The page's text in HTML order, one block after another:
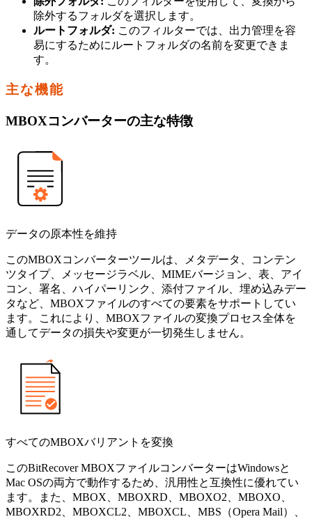
除外するフォルダを選択します。
ルートフォルダ: このフィルターでは、出力管理を容
易にするためにルートフォルダの名前を変更できま
す。
主な機能
MBOXコンバーターの主な特徴
データの原本性を維持
このMBOXコンバーターツールは、メタデータ、コンテン
ツタイプ、メッセージラベル、MIMEバージョン、表、アイ
コン、署名、ハイパーリンク、添付ファイル、埋め込みデー
タなど、MBOXファイルのすべての要素をサポートしてい
ます。これにより、MBOXファイルの変換プロセス全体を
通してデータの損失や変更が一切発生しません。
すべてのMBOXバリアントを変換
このBitRecover MBOXファイルコンバーターはWindowsと
Mac OSの両方で動作するため、汎用性と互換性に優れてい
ます。また、MBOX、MBOXRD、MBOXO2、MBOXO、
MBOXRD2、MBOXCL2、MBOXCL、MBS（Opera Mail）、